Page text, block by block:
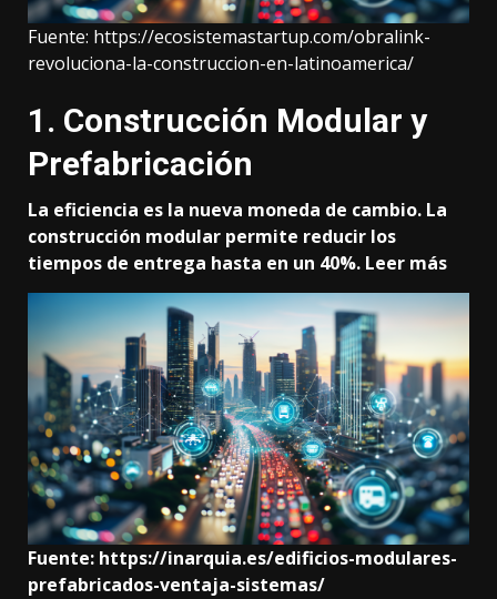
Fuente: https://ecosistemastartup.com/obralink-
revoluciona-la-construccion-en-latinoamerica/
1. Construcción Modular y
Prefabricación
La eficiencia es la nueva moneda de cambio. La
construcción modular permite reducir los
tiempos de entrega hasta en un 40%. Leer más
Fuente: https://inarquia.es/edificios-modulares-
prefabricados-ventaja-sistemas/